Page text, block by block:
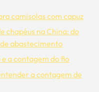
camisolas com capuz
chapéus na China: do
abastecimento
a contagem do fio
a contagem de